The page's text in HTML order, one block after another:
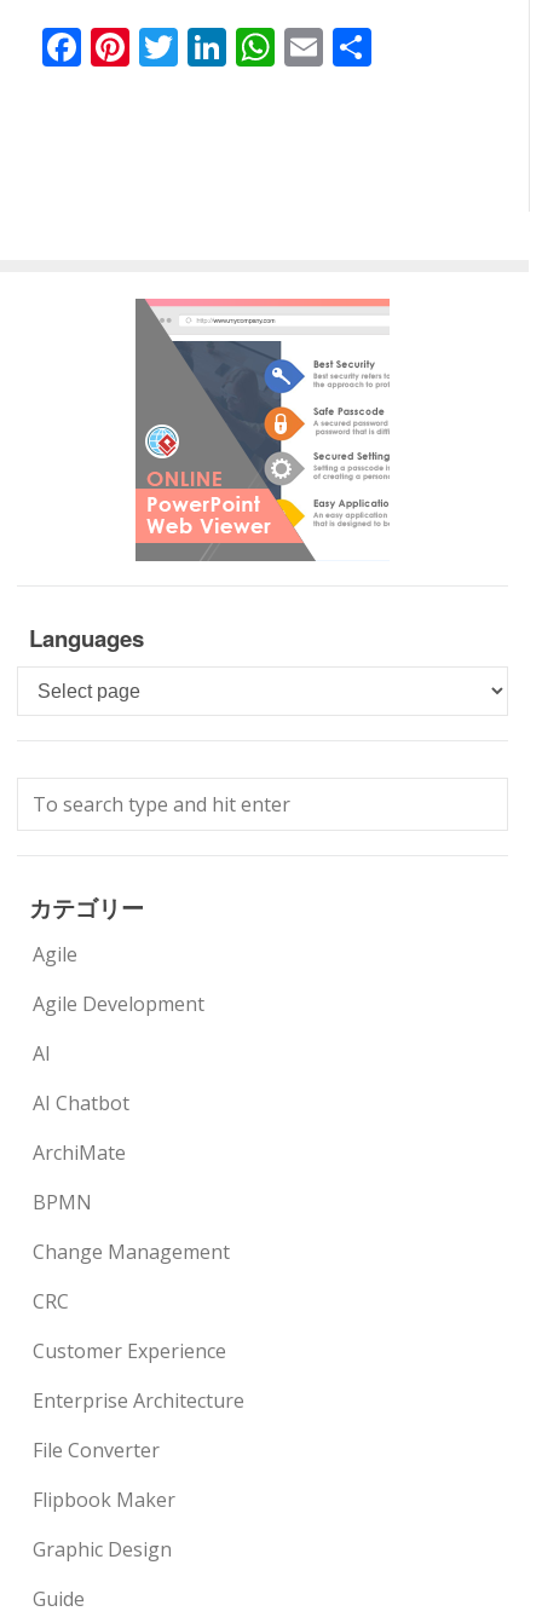
Facebook
Pinterest
Twitter
LinkedIn
WhatsApp
Email
Languages
Languages
カテゴリー
Agile
Agile Development
AI
AI Chatbot
ArchiMate
BPMN
Change Management
CRC
Customer Experience
Enterprise Architecture
File Converter
Flipbook Maker
Graphic Design
Guide